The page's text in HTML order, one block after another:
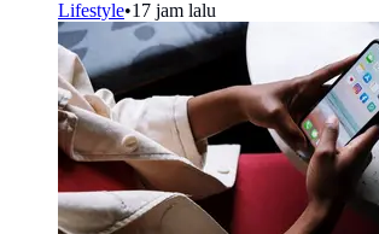
Lifestyle•17 jam lalu